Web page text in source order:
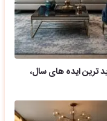
ترین ایده های سال،